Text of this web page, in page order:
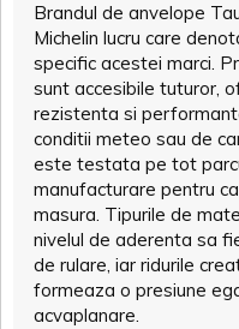
Brandul de anvelope
Michelin lucru care
specific acestei marci.
sunt accesibile tuturor,
rezistenta si
conditii meteo sau de
este testata pe tot
manufacturare pentru
masura. Tipurile de
nivelul de aderenta sa
de rulare, iar ridurile
formeaza o presiune
acvaplanare.